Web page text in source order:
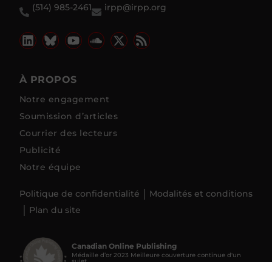
(514) 985-2461
irpp@irpp.org
À PROPOS
Notre engagement
Soumission d’articles
Courrier des lecteurs
Publicité
Notre équipe
Politique de confidentialité
Modalités et conditions
Plan du site
Canadian Online Publishing
Médaille d’or 2023 Meilleure couverture continue d'un